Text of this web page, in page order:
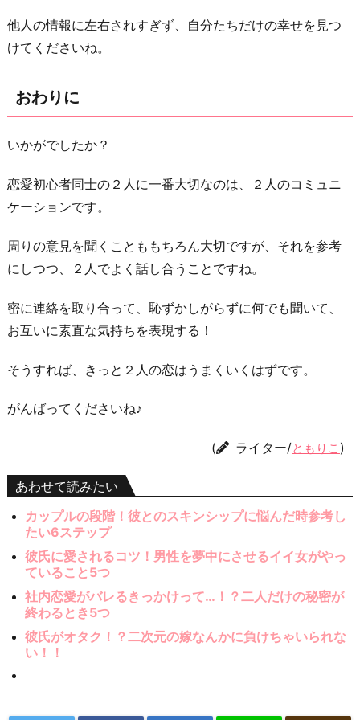
他人の情報に左右されすぎず、自分たちだけの幸せを見つ
けてくださいね。
おわりに
いかがでしたか？
恋愛初心者同士の２人に一番大切なのは、２人のコミュニ
ケーションです。
周りの意見を聞くことももちろん大切ですが、それを参考
にしつつ、２人でよく話し合うことですね。
密に連絡を取り合って、恥ずかしがらずに何でも聞いて、
お互いに素直な気持ちを表現する！
そうすれば、きっと２人の恋はうまくいくはずです。
がんばってくださいね♪
( ライター/ともりこ )
あわせて読みたい
カップルの段階！彼とのスキンシップに悩んだ時参考し
たい6ステップ
彼氏に愛されるコツ！男性を夢中にさせるイイ女がやっ
ていること5つ
社内恋愛がバレるきっかけって…！？二人だけの秘密が
終わるとき5つ
彼氏がオタク！？二次元の嫁なんかに負けちゃいられな
い！！